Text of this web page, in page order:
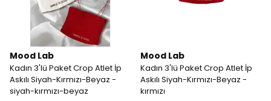
Mood Lab
Kadın 3'lü Paket Crop Atlet İp
Askılı Siyah-Kırmızı-Beyaz -
siyah-kırmızı-beyaz
Mood Lab
Kadın 3'lü Paket Crop Atlet İp
Askılı Siyah-Kırmızı-Beyaz -
kırmızı